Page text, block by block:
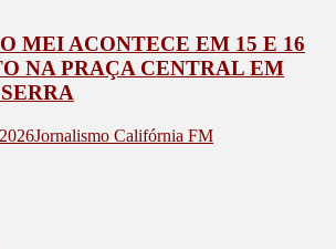
MEI ACONTECE EM 15 E 16
NA PRAÇA CENTRAL EM
Jornalismo Califórnia FM